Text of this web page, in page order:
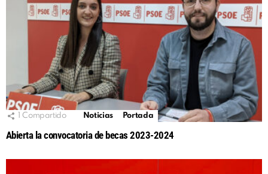
Compartido Noticias Portada
Abierta la convocatoria de becas 2023-2024